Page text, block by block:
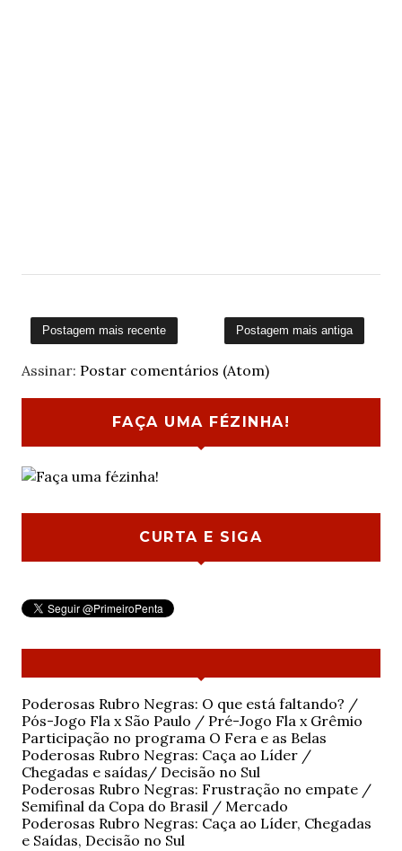
Postagem mais recente Postagem mais antiga
Assinar: Postar comentários (Atom)
FAÇA UMA FÉZINHA!
CURTA E SIGA
Poderosas Rubro Negras: O que está faltando? /
Pós-Jogo Fla x São Paulo / Pré-Jogo Fla x Grêmio
Participação no programa O Fera e as Belas
Poderosas Rubro Negras: Caça ao Líder /
Chegadas e saídas/ Decisão no Sul
Poderosas Rubro Negras: Frustração no empate /
Semifinal da Copa do Brasil / Mercado
Poderosas Rubro Negras: Caça ao Líder, Chegadas
e Saídas, Decisão no Sul